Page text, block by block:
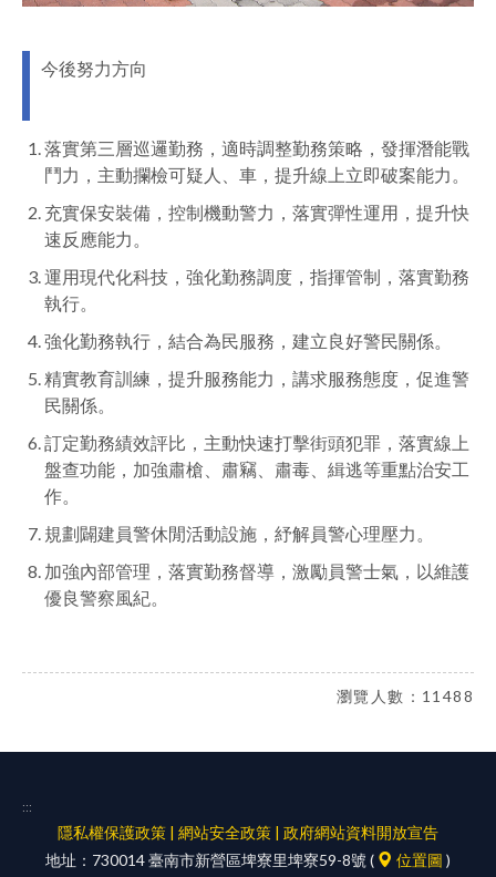
今後努力方向
落實第三層巡邏勤務，適時調整勤務策略，發揮潛能戰
鬥力，主動攔檢可疑人、車，提升線上立即破案能力。
充實保安裝備，控制機動警力，落實彈性運用，提升快
速反應能力。
運用現代化科技，強化勤務調度，指揮管制，落實勤務
執行。
強化勤務執行，結合為民服務，建立良好警民關係。
精實教育訓練，提升服務能力，講求服務態度，促進警
民關係。
訂定勤務績效評比，主動快速打擊街頭犯罪，落實線上
盤查功能，加強肅槍、肅竊、肅毒、緝逃等重點治安工
作。
規劃闢建員警休閒活動設施，紓解員警心理壓力。
加強內部管理，落實勤務督導，激勵員警士氣，以維護
優良警察風紀。
瀏覽人數：11488
:::
隱私權保護政策 | 網站安全政策 | 政府網站資料開放宣告
地址：730014 臺南市新營區埤寮里埤寮59-8號 (
位置圖 )